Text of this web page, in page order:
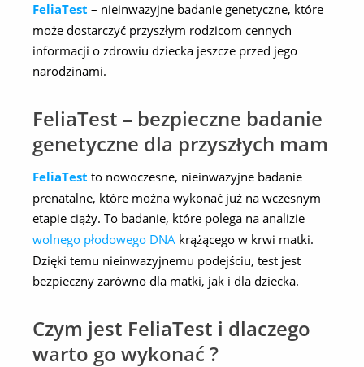
FeliaTest – nieinwazyjne badanie genetyczne, które
może dostarczyć przyszłym rodzicom cennych
informacji o zdrowiu dziecka jeszcze przed jego
narodzinami.
FeliaTest – bezpieczne badanie
genetyczne dla przyszłych mam
FeliaTest to nowoczesne, nieinwazyjne badanie
prenatalne, które można wykonać już na wczesnym
etapie ciąży. To badanie, które polega na analizie
wolnego płodowego DNA krążącego w krwi matki.
Dzięki temu nieinwazyjnemu podejściu, test jest
bezpieczny zarówno dla matki, jak i dla dziecka.
Czym jest FeliaTest i dlaczego
warto go wykonać ?